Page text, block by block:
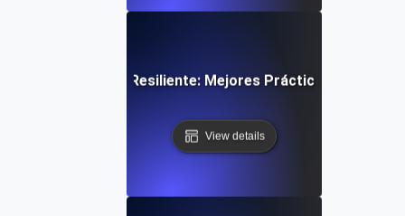
de API Resiliente: Mejores Prácticas para
View details